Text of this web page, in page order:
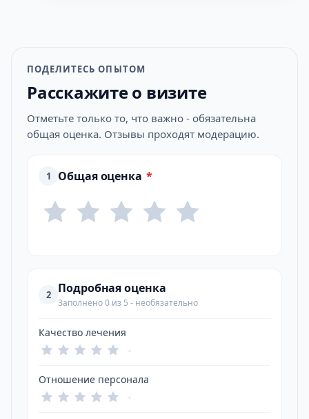
ПОДЕЛИТЕСЬ ОПЫТОМ
Расскажите о визите
Отметьте только то, что важно - обязательна
общая оценка. Отзывы проходят модерацию.
1 Общая оценка *
2 Подробная оценка
Заполнено 0 из 5 - необязательно
Качество лечения
-
Отношение персонала
-